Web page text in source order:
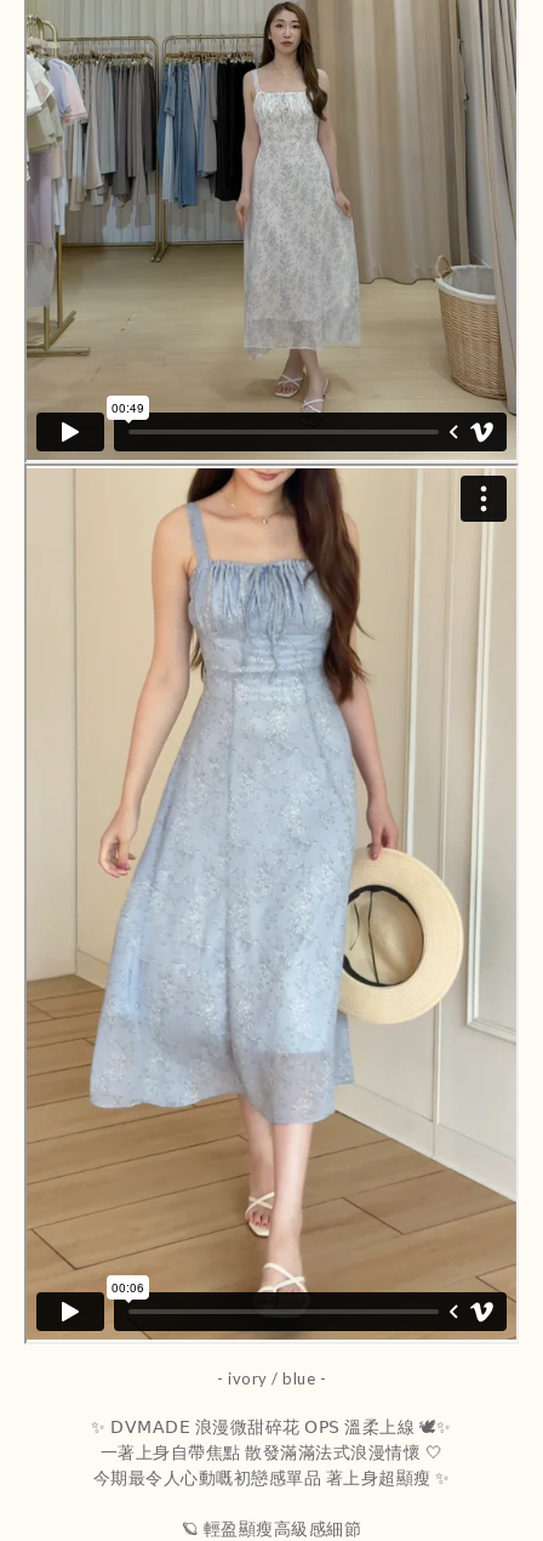
- ivory / blue -
✨ 𝖣𝖵𝖬𝖠𝖣𝖤 浪漫微甜碎花 𝖮𝖯𝖲 溫柔上線 🕊️✨
一著上身自帶焦點 散發滿滿法式浪漫情懷 🤍
今期最令人心動嘅初戀感單品 著上身超顯瘦 ✨
🪐 輕盈顯瘦高級感細節